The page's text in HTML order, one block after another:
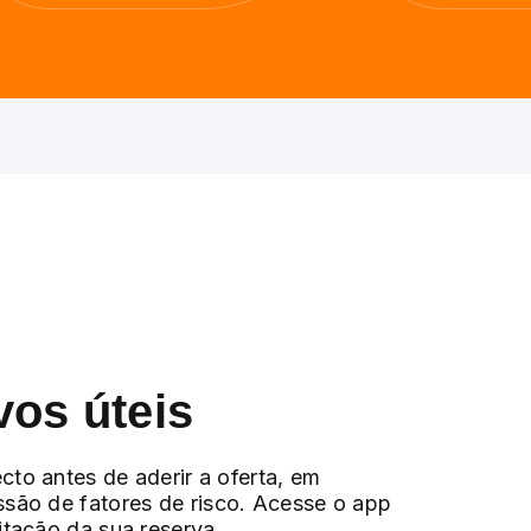
úteis
antes de aderir a oferta, em
de fatores de risco. Acesse o app